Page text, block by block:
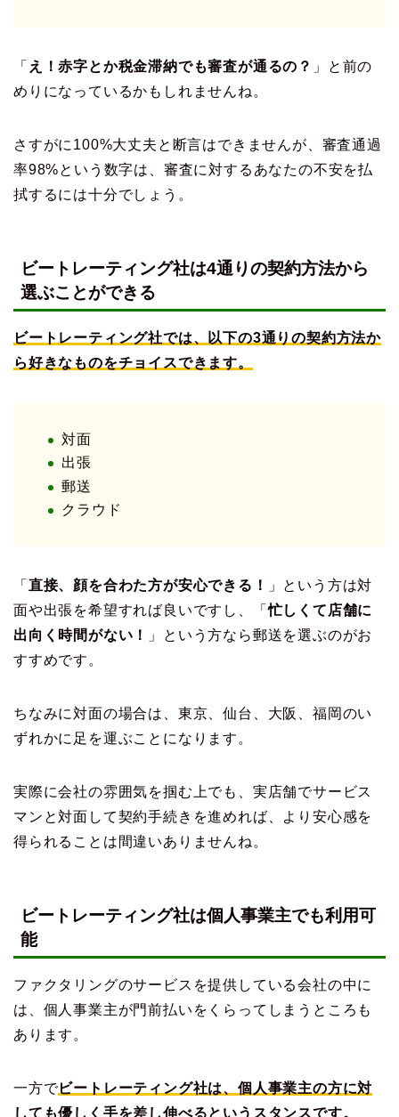
「 え！赤字とか税金滞納でも審査が通るの？ 」と前の
めりになっているかもしれませんね。
さすがに100%大丈夫と断言はできませんが、審査通過
率98%という数字は、審査に対するあなたの不安を払
拭するには十分でしょう。
ビートレーティング社は4通りの契約方法から
選ぶことができる
ビートレーティング社では、以下の3通りの契約方法か
ら好きなものをチョイスできます。
対面
出張
郵送
クラウド
「 直接、顔を合わた方が安心できる！
」という方は対
面や出張を希望すれば良いですし、「忙しくて店舗に
出向く時間がない！
」という方なら郵送を選ぶのがお
すすめです。
ちなみに対面の場合は、東京、仙台、大阪、福岡のい
ずれかに足を運ぶことになります。
実際に会社の雰囲気を掴む上でも、実店舗でサービス
マンと対面して契約手続きを進めれば、より安心感を
得られることは間違いありませんね。
ビートレーティング社は個人事業主でも利用可
能
ファクタリングのサービスを提供している会社の中に
は、個人事業主が門前払いをくらってしまうところも
あります。
一方でビートレーティング社は、個人事業主の方に対
しても優しく手を差し伸べるというスタンスです。